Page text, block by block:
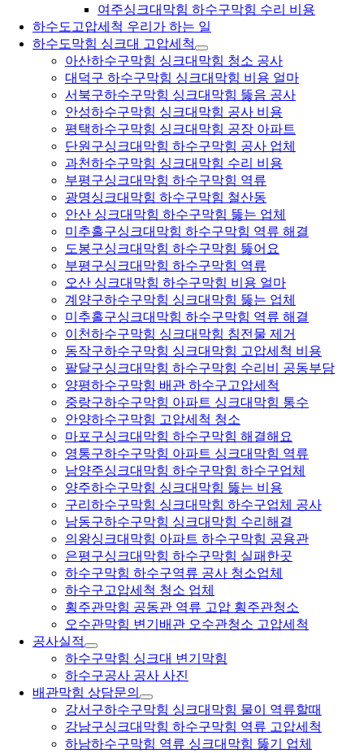
여주싱크대막힘 하수구막힘 수리 비용
하수도고압세척 우리가 하는 일
하수도막힘 싱크대 고압세척
아산하수구막힘 싱크대막힘 청소 공사
대덕구 하수구막힘 싱크대막힘 비용 얼마
서북구하수구막힘 싱크대막힘 뚫음 공사
안성하수구막힘 싱크대막힘 공사 비용
평택하수구막힘 싱크대막힘 공장 아파트
단원구싱크대막힘 하수구막힘 공사 업체
과천하수구막힘 싱크대막힘 수리 비용
부평구싱크대막힘 하수구막힘 역류
광명싱크대막힘 하수구막힘 철산동
안산 싱크대막힘 하수구막힘 뚫는 업체
미추홀구싱크대막힘 하수구막힘 역류 해결
도봉구싱크대막힘 하수구막힘 뚫어요
부평구싱크대막힘 하수구막힘 역류
오산 싱크대막힘 하수구막힘 비용 얼마
계양구하수구막힘 싱크대막힘 뚫는 업체
미추홀구싱크대막힘 하수구막힘 역류 해결
이천하수구막힘 싱크대막힘 침전물 제거
동작구하수구막힘 싱크대막힘 고압세척 비용
팔달구싱크대막힘 하수구막힘 수리비 공동부담
양평하수구막힘 배관 하수구고압세척
중랑구하수구막힘 아파트 싱크대막힘 통수
안양하수구막힘 고압세척 청소
마포구싱크대막힘 하수구막힘 해결해요
영통구하수구막힘 아파트 싱크대막힘 역류
남양주싱크대막힘 하수구막힘 하수구업체
양주하수구막힘 싱크대막힘 뚫는 비용
구리하수구막힘 싱크대막힘 하수구업체 공사
남동구하수구막힘 싱크대막힘 수리해결
의왕싱크대막힘 아파트 하수구막힘 공용관
은평구싱크대막힘 하수구막힘 실패한곳
하수구막힘 하수구역류 공사 청소업체
하수구고압세척 청소 업체
횡주관막힘 공동관 역류 고압 횡주관청소
오수관막힘 변기배관 오수관청소 고압세척
공사실적
하수구막힘 싱크대 변기막힘
하수구공사 공사 사진
배관막힘 상담문의
강서구하수구막힘 싱크대막힘 물이 역류할때
강남구싱크대막힘 하수구막힘 역류 고압세척
하남하수구막힘 역류 싱크대막힘 뚫기 업체